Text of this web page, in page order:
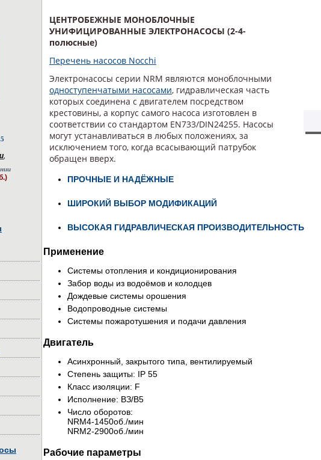
,
ЦЕНТРОБЕЖНЫЕ МОНОБЛОЧНЫЕ
УНИФИЦИРОВАННЫЕ ЭЛЕКТРОНАСОСЫ (2-4-
полюсные)
Перечень насосов Nocchi
Электронасосы серии NRM являются моноблочными
одноступенчатыми насосами, гидравлическая часть
которых соединена с двигателем посредством
крестовины, а корпус самого насоса изготовлен в
соответствии со стандартом EN733/DIN24255. Насосы
могут устанавливаться в любых положениях, за
исключением того, когда всасывающий патрубок
обращен вверх.
ПРОЧНЫЕ И НАДЁЖНЫЕ
ШИРОКИЙ ВЫБОР МОДИФИКАЦИЙ
ВЫСОКАЯ ГИДРАВЛИЧЕСКАЯ ПРОИЗВОДИТЕЛЬНОСТЬ
Применение
Системы отопления и кондиционирования
Забор воды из водоёмов и колодцев
Дождевые системы орошения
Водопроводные системы
Системы пожаротушения и подачи давления
Двигатель
Асинхронный, закрытого типа, вентилируемый
Степень защиты: IP 55
Класс изоляции: F
Исполнение: ВЗ/В5
Число оборотов:
NRM4-1450oб./мин
NRM2-2900oб./мин
Рабочие параметры